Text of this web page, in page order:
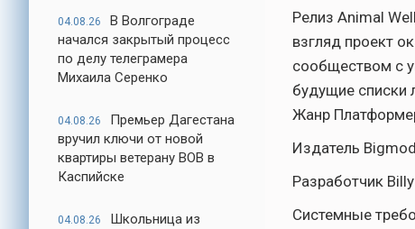
04.08.26
В Волгограде
начался закрытый процесс
по делу телеграмера
Михаила Серенко
04.08.26
Премьер Дагестана
вручил ключи от новой
квартиры ветерану ВОВ в
Каспийске
04.08.26
Школьница из
Релиз Animal
взгляд проект
сообществом с
будущие списки
Жанр
Издатель
Разработчик
Системные